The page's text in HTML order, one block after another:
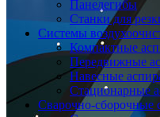
Панелегибы
Станки для
Системы
Компактные
Передвижные
Навесные
Стационарные
Сварочно-сборочные